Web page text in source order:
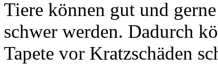
Tiere können gut und
schwer werden. Dadurch
Tapete vor Kratzschäden